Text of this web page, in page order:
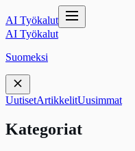
AI Työkalut
AI Työkalut
Suomeksi
UutisetArtikkelitUusimmat
Kategoriat